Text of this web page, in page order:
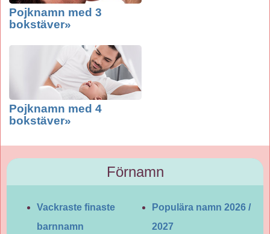
Pojknamn med 3
bokstäver»
Pojknamn med 4
bokstäver»
Förnamn
Vackraste finaste
barnnamn
Populära namn 2026 /
2027